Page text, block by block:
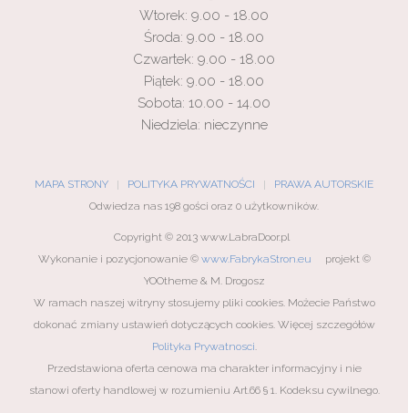
Wtorek: 9.00 - 18.00
Środa: 9.00 - 18.00
Czwartek: 9.00 - 18.00
Piątek: 9.00 - 18.00
Sobota: 10.00 - 14.00
Niedziela: nieczynne
MAPA STRONY POLITYKA PRYWATNOŚCI
PRAWA AUTORSKIE
Odwiedza nas 198 gości oraz 0 użytkowników.
Copyright © 2013 www.LabraDoor.pl
Wykonanie i pozycjonowanie © www.FabrykaStron.eu projekt ©
YOOtheme & M. Drogosz
W ramach naszej witryny stosujemy pliki cookies. Możecie Państwo
dokonać zmiany ustawień dotyczących cookies. Więcej szczegółów
Polityka Prywatnosci.
Przedstawiona oferta cenowa ma charakter informacyjny i nie
stanowi oferty handlowej w rozumieniu Art.66 § 1. Kodeksu cywilnego.